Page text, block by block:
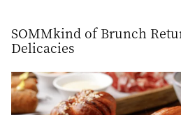
SOMMkind of Brunch
Delicacies